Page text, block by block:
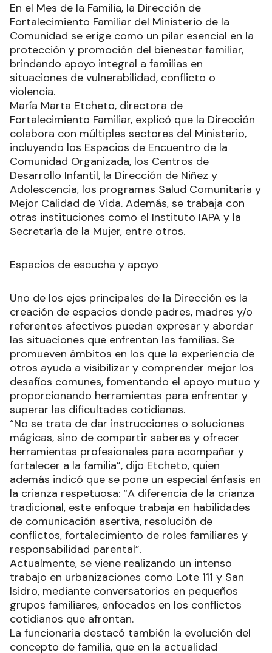
En el Mes de la Familia, la Dirección de
Fortalecimiento Familiar del Ministerio de la
Comunidad se erige como un pilar esencial en la
protección y promoción del bienestar familiar,
brindando apoyo integral a familias en
situaciones de vulnerabilidad, conflicto o
violencia.
María Marta Etcheto, directora de
Fortalecimiento Familiar, explicó que la Dirección
colabora con múltiples sectores del Ministerio,
incluyendo los Espacios de Encuentro de la
Comunidad Organizada, los Centros de
Desarrollo Infantil, la Dirección de Niñez y
Adolescencia, los programas Salud Comunitaria y
Mejor Calidad de Vida. Además, se trabaja con
otras instituciones como el Instituto IAPA y la
Secretaría de la Mujer, entre otros.
Espacios de escucha y apoyo
Uno de los ejes principales de la Dirección es la
creación de espacios donde padres, madres y/o
referentes afectivos puedan expresar y abordar
las situaciones que enfrentan las familias. Se
promueven ámbitos en los que la experiencia de
otros ayuda a visibilizar y comprender mejor los
desafíos comunes, fomentando el apoyo mutuo y
proporcionando herramientas para enfrentar y
superar las dificultades cotidianas.
“No se trata de dar instrucciones o soluciones
mágicas, sino de compartir saberes y ofrecer
herramientas profesionales para acompañar y
fortalecer a la familia”, dijo Etcheto, quien
además indicó que se pone un especial énfasis en
la crianza respetuosa: “A diferencia de la crianza
tradicional, este enfoque trabaja en habilidades
de comunicación asertiva, resolución de
conflictos, fortalecimiento de roles familiares y
responsabilidad parental”.
Actualmente, se viene realizando un intenso
trabajo en urbanizaciones como Lote 111 y San
Isidro, mediante conversatorios en pequeños
grupos familiares, enfocados en los conflictos
cotidianos que afrontan.
La funcionaria destacó también la evolución del
concepto de familia, que en la actualidad